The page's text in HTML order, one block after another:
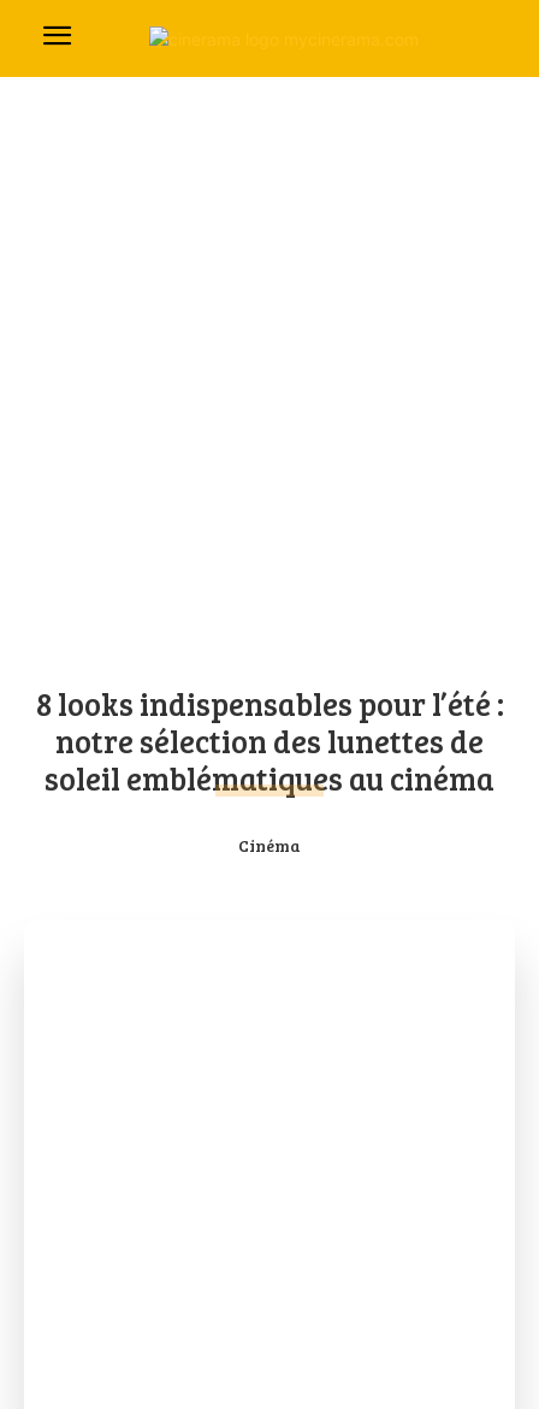
8 looks indispensables pour l’été :
notre sélection des lunettes de
soleil emblématiques au cinéma
Cinéma